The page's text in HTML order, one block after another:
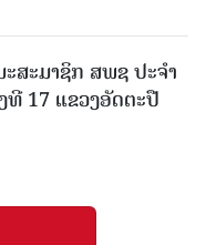
ສະມາຊິກ ສພຊ ປະຈຳ
ທີ 17 ແຂວງອັດຕະປື